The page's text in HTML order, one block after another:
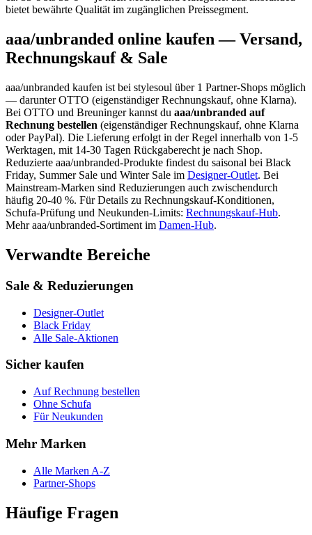
bietet bewährte Qualität im zugänglichen Preissegment.
aaa/unbranded online kaufen — Versand,
Rechnungskauf & Sale
aaa/unbranded kaufen ist bei stylesoul über 1 Partner-Shops möglich
— darunterOTTO (eigenständiger Rechnungskauf, ohne Klarna).
Bei OTTO und Breuninger kannst du aaa/unbranded auf
Rechnung bestellen (eigenständiger Rechnungskauf, ohne Klarna
oder PayPal). Die Lieferung erfolgt in der Regel innerhalb von 1-5
Werktagen, mit 14-30 Tagen Rückgaberecht je nach Shop.
Reduzierte aaa/unbranded-Produkte findest du saisonal bei Black
Friday, Summer Sale und Winter Sale im Designer-Outlet. Bei
Mainstream-Marken sind Reduzierungen auch zwischendurch
häufig 20-40 %. Für Details zu Rechnungskauf-Konditionen,
Schufa-Prüfung und Neukunden-Limits: Rechnungskauf-Hub.
Mehraaa/unbranded-Sortiment im Damen-Hub.
Verwandte Bereiche
Sale & Reduzierungen
Designer-Outlet
Black Friday
Alle Sale-Aktionen
Sicher kaufen
Auf Rechnung bestellen
Ohne Schufa
Für Neukunden
Mehr Marken
Alle Marken A-Z
Partner-Shops
Häufige Fragen